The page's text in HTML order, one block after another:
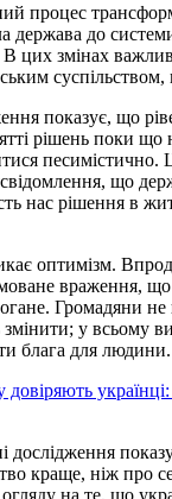
процес
держава до
цих змінах
показує, що
рішень поки що
песимістично.
що
наc рішення в
оптимізм.
враження,
Громадяни
у всьому
блага для людини.
українці:
дослідження
краще, ніж про
на те, що